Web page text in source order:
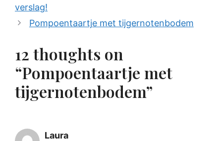
verslag!
Pompoentaartje met tijgernotenbodem
12 thoughts on
“Pompoentaartje met
tijgernotenbodem”
Laura